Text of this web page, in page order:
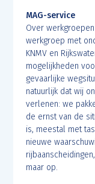
MAG-service
Over
werkgroep met
KNMV en
mogelijkheden
gevaarlijke
natuurlijk dat wij
verlenen: we
de ernst van de
is, meestal met
nieuwe
maar op.